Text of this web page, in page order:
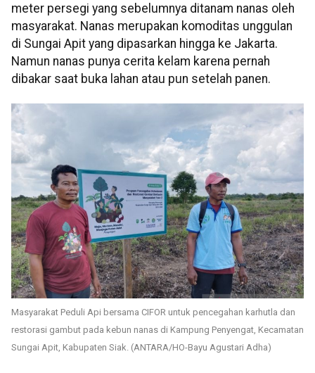
meter persegi yang sebelumnya ditanam nanas oleh
masyarakat. Nanas merupakan komoditas unggulan
di Sungai Apit yang dipasarkan hingga ke Jakarta.
Namun nanas punya cerita kelam karena pernah
dibakar saat buka lahan atau pun setelah panen.
Masyarakat Peduli Api bersama CIFOR untuk pencegahan karhutla dan
restorasi gambut pada kebun nanas di Kampung Penyengat, Kecamatan
Sungai Apit, Kabupaten Siak. (ANTARA/HO-Bayu Agustari Adha)